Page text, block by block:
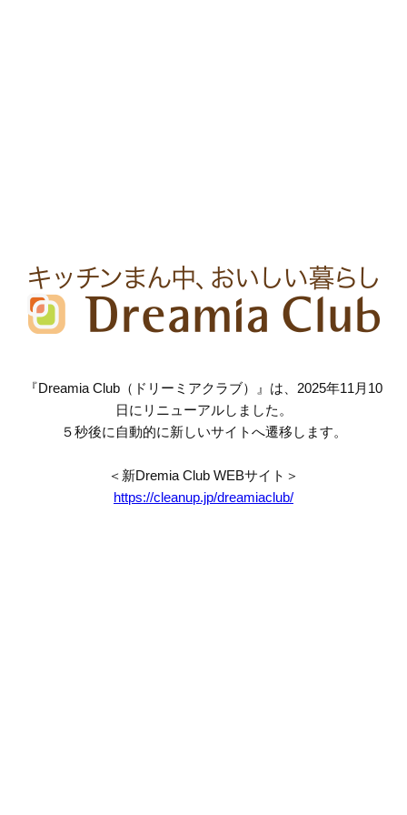
『Dreamia Club（ドリーミアクラブ）』は、2025年11月10
日にリニューアルしました。
５秒後に自動的に新しいサイトへ遷移します。
＜新Dremia Club WEBサイト＞
https://cleanup.jp/dreamiaclub/